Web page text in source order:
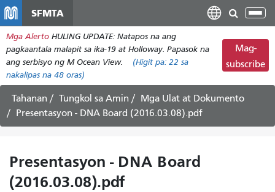
pangunahing
nilalaman
SFMTA
I-
ang
Mga Alerto HULING UPDATE: Natapos na ang
pagkaantala malapit sa ika-19 at Holloway. Papasok na
ang serbisyo ng M Ocean View.
(Higit pa: 22 sa
nakalipas na 48 oras)
Mag-
subscribe
Tahanan Tungkol sa Amin
Mga Ulat at Dokumento
Presentasyon - DNA Board (2016.03.08).pdf
Presentasyon - DNA Board
(2016.03.08).pdf